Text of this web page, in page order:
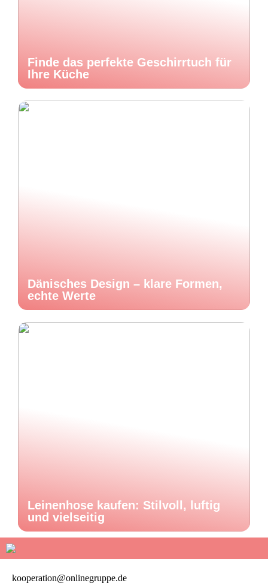
Finde das perfekte Geschirrtuch für
Ihre Küche
Dänisches Design – klare Formen,
echte Werte
Leinenhose kaufen: Stilvoll, luftig
und vielseitig
kooperation@onlinegruppe.de